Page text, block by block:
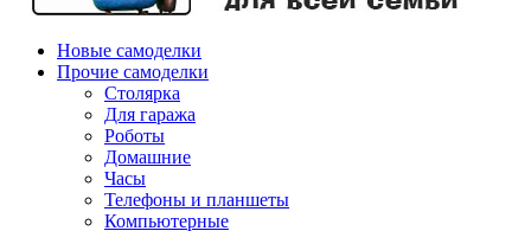
Новые самоделки
Прочие самоделки
Столярка
Для гаража
Роботы
Домашние
Часы
Телефоны и планшеты
Компьютерные